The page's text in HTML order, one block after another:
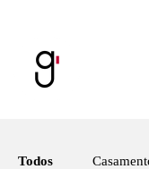
Todos